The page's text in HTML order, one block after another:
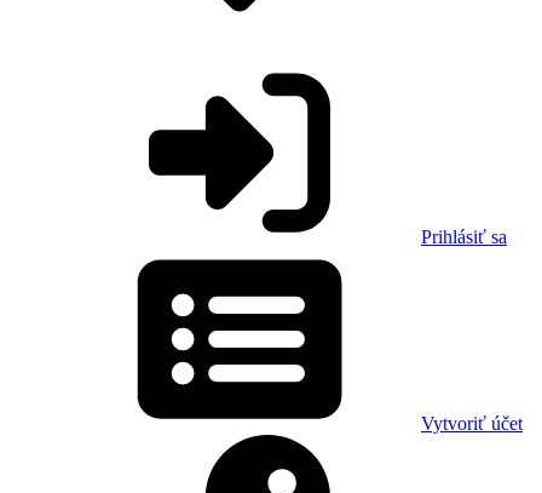
Prihlásiť sa
Vytvoriť účet